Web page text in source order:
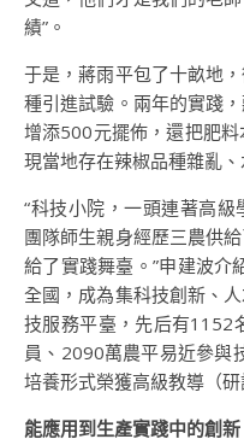
績”。
于是，蔣雨平包了十畝地
種引進試驗。兩年的實踐
增添500元擺佈，還把肥
現當地存在辣椒品種雜亂
“科技小院，一頭連著高
團隊師生親身經歷三農供
給了實踐舞臺。”申建波
全國，成為集科技創新、
技服務平臺，先后有1152
員、2090萬農平易近參與
培養形式榮獲高級教導（
能應用到生產實踐中的創